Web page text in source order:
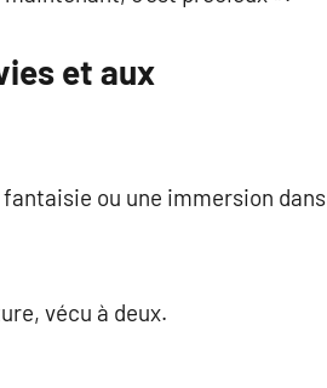
et aux
ou une immersion dans
vécu à deux.